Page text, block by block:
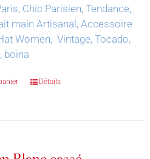
Chic Parisien, Tendance,
main Artisanal, Accessoire
Women, Vintage, Tocado,
boina
Détails